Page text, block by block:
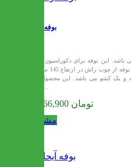
بوفه آراگل
این بوفه برای دکوراسیون های
مدرن و مینیمال بسیار مناسب است. این بوفه از چوب راش در ارتفاع 145 سانتی
و یک کشو می باشد. این محصول در
رنگ...
38,466,900 تومان
مشاهده